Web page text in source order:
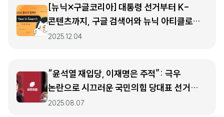
[뉴닉×구글코리아] 대통령 선거부터 K-
콘텐츠까지, 구글 검색어와 뉴닉 아티클로
돌아본 2025년 🔍🦔
2025.12.04
“윤석열 재입당, 이재명은 주적”: 극우
논란으로 시끄러운 국민의힘 당대표 선거
현재 상황
2025.08.07